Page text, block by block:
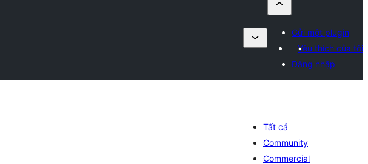
Gửi một plugin
Yêu thích của tôi
Đăng nhập
Tất cả
Community
Commercial